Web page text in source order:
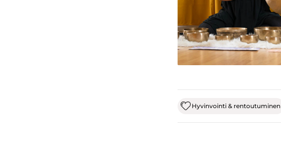
Hyvinvointi & rentoutuminen